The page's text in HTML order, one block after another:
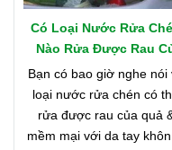
Có Loại Nước Rửa
Nào Rửa Được Rau
Quả & Mềm Mại Với Da
Tay?
Bạn có bao giờ nghe nói
loại nước rửa chén có
rửa được rau của quả
mềm mại với da tay